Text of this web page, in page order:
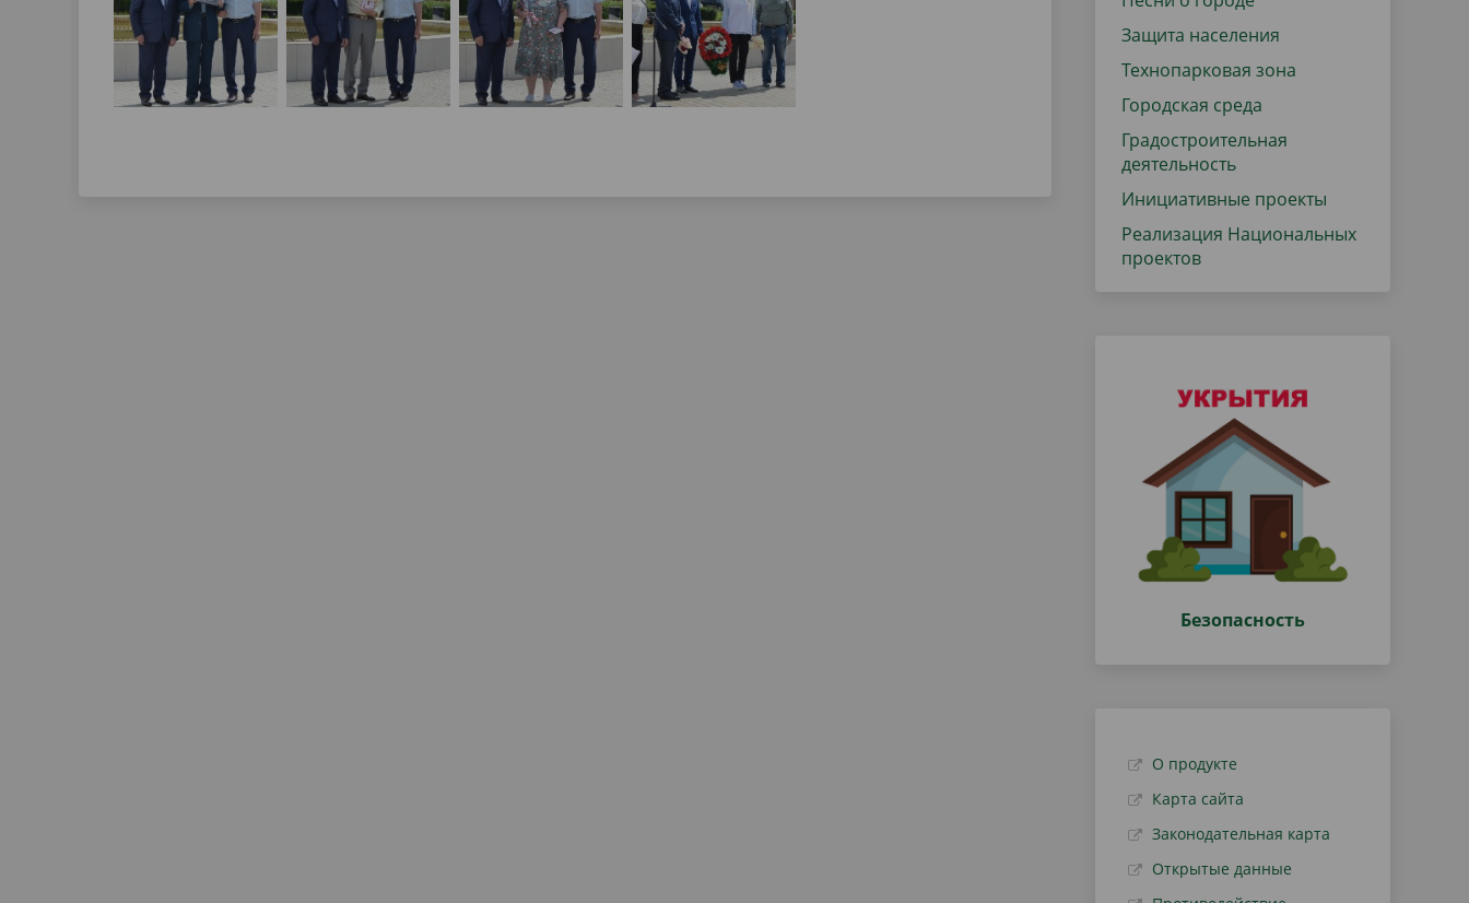
Защита населения
Технопарковая зона
Городская среда
Градостроительная
деятельность
Инициативные проекты
Реализация Национальных
проектов
Безопасность
О продукте
Карта сайта
Законодательная карта
Открытые данные